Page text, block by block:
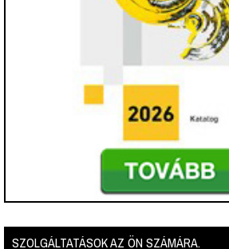
SZOLGÁLTATÁSOK AZ ÖN SZÁMÁRA.